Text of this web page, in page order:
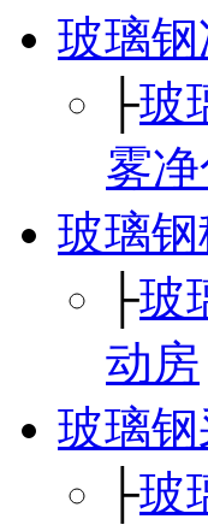
玻璃钢
├玻
雾
玻璃钢
├玻
动房
玻璃钢
├玻